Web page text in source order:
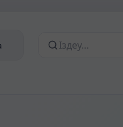
Сайттан іздеу